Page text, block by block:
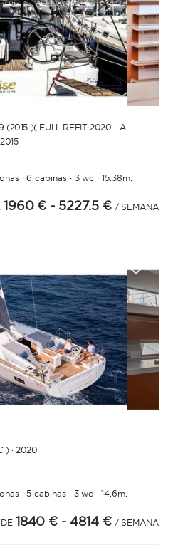
789101112131415161718192021
(2015 )( FULL REFIT 2020 - A-
·6 cabinas· 3 wc ·15.38m.
1960 € - 5227.5 € / SEMANA
) · 2020
·5 cabinas· 3 wc ·14.6m.
1840 € - 4814 € / SEMANA